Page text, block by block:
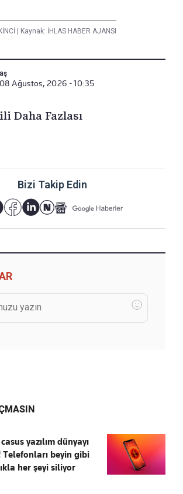
Kaynak: İHLAS HABER AJANSI
08 Ağustos, 2026 - 10:35
Daha Fazlası
Bizi Takip Edin
yazılım dünyayı
beyin gibi
her şeyi siliyor